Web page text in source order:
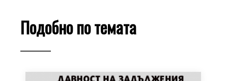
Подобно по темата